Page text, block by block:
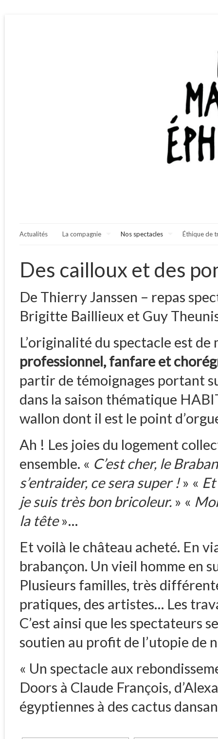
Actualités La compagnie Nos spectacles Éthique de
Des cailloux et des
De Thierry Janssen – repas
Brigitte Baillieux et Guy
L’originalité du spectacle est
professionnel, fanfare et
partir de témoignages portant
dans la saison thématique
wallon dont il est le point
Ah ! Les joies du logement
ensemble. « C’est cher, le
s’entraider, ce sera super !» «
je suis très bon bricoleur. » «
la tête»…
Et voilà le château acheté. En
brabançon. Un vieil homme en
Plusieurs familles, très
pratiques, des artistes… Les
C’est ainsi que les spectateurs
soutien au profit de l’utopie de
« Un spectacle aux
Doors à Claude François,
égyptiennes à des cactus